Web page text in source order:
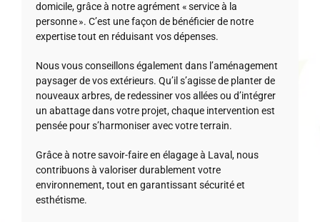
domicile, grâce à notre agrément « service à la
personne ». C’est une façon de bénéficier de notre
expertise tout en réduisant vos dépenses.
Nous vous conseillons également dans l’aménagement
paysager de vos extérieurs. Qu’il s’agisse de planter de
nouveaux arbres, de redessiner vos allées ou d’intégrer
un abattage dans votre projet, chaque intervention est
pensée pour s’harmoniser avec votre terrain.
Grâce à notre savoir-faire en élagage à Laval, nous
contribuons à valoriser durablement votre
environnement, tout en garantissant sécurité et
esthétisme.